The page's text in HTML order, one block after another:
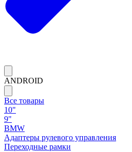
ANDROID
Все товары
10"
9"
BMW
Адаптеры рулевого управления
Переходные рамки